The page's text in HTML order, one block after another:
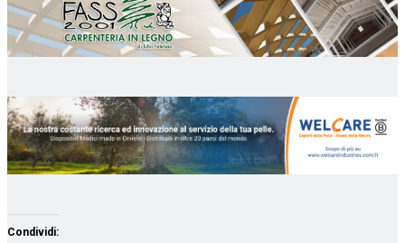
Condividi: